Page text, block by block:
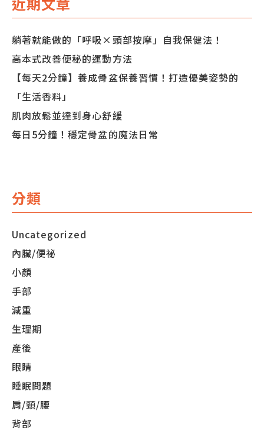
覽
躺著就能做的「呼吸×頭部按摩」自我保健法！
高本式改善便秘的運動方法
【每天2分鐘】養成骨盆保養習慣！打造優美姿勢的
「生活香料」
肌肉放鬆並達到身心舒緩
每日5分鐘！穩定骨盆的魔法日常
分類
Uncategorized
內臟/便祕
小顏
手部
減重
生理期
產後
眼睛
睡眠問題
肩/頸/腰
背部